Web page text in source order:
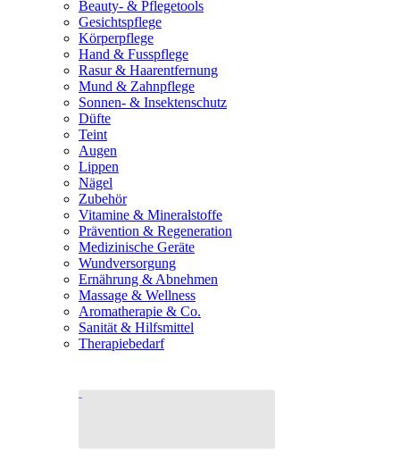
Beauty- & Pflegetools
Gesichtspflege
Körperpflege
Hand & Fusspflege
Rasur & Haarentfernung
Mund & Zahnpflege
Sonnen- & Insektenschutz
Düfte
Teint
Augen
Lippen
Nägel
Zubehör
Vitamine & Mineralstoffe
Prävention & Regeneration
Medizinische Geräte
Wundversorgung
Ernährung & Abnehmen
Massage & Wellness
Aromatherapie & Co.
Sanität & Hilfsmittel
Therapiebedarf